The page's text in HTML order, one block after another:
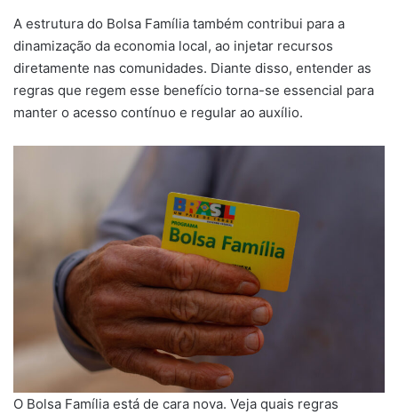
A estrutura do Bolsa Família também contribui para a
dinamização da economia local, ao injetar recursos
diretamente nas comunidades. Diante disso, entender as
regras que regem esse benefício torna-se essencial para
manter o acesso contínuo e regular ao auxílio.
O Bolsa Família está de cara nova. Veja quais regras